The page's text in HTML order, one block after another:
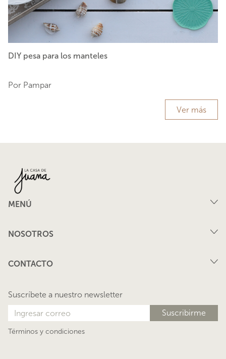
DIY pesa para los manteles
Por Pampar
Ver más
MENÚ
Nosotros
Blog
NOSOTROS
CONTACTO
Suscríbete a nuestro newsletter
Términos y condiciones